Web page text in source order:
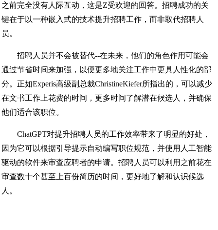
之前完全没有人际互动，这是Z受欢迎的回答。招聘成功的关
键在于以一种嵌入式的技术提升招聘工作，而非取代招聘人
员。
招聘人员并不会被替代--在未来，他们的角色作用可能会
通过节省时间来加强，以便更多地关注工作中更具人性化的部
分。正如Experis高级副总裁ChristineKiefer所指出的，可以减少
在文书工作上花费的时间，更多时间了解潜在候选人，并确保
他们适合该职位。
ChatGPT对提升招聘人员的工作效率带来了明显的好处，
因为它可以根据引导提示自动编写职位规范，并使用人工智能
驱动的软件来审查应聘者的申请。招聘人员可以利用之前花在
审查数十个甚至上百份简历的时间，更好地了解和认识候选
人。